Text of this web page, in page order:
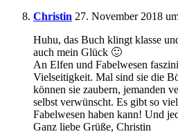
Christin 27. November 2018
Huhu, das Buch klingt klasse
auch mein Glück 🙂
An Elfen und Fabelwesen
Vielseitigkeit. Mal sind sie die
können sie zaubern, jemanden
selbst verwünscht. Es gibt so
Fabelwesen haben kann! Und
Ganz liebe Grüße, Christin